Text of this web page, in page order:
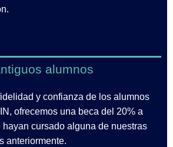
alumnos
y confianza de los alumnos
ofrecemos una beca del 20% a
cursado alguna de nuestras
anteriormente.